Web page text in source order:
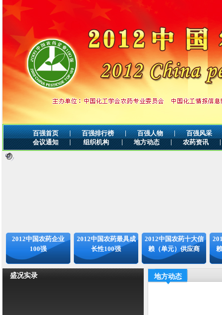
百强首页 | 百强排行榜 | 百强人物 |
百强风采
会议通知
| 组织机构 | 地方动态 | 农药资讯 |
2012中国农药企业
100强
2012中国农药最具成
长性100强
2012中国农药十大信
赖（单元）供应商
盛况实录 地方动态